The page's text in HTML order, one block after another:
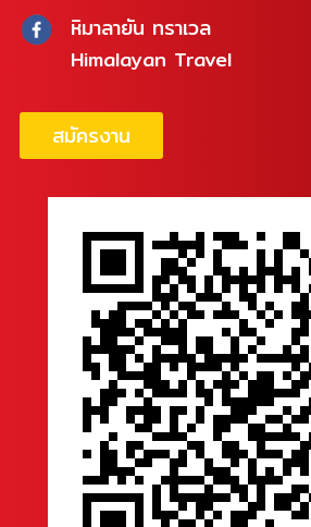
หิมาลายัน ทราเวล
Himalayan Travel
สมัครงาน